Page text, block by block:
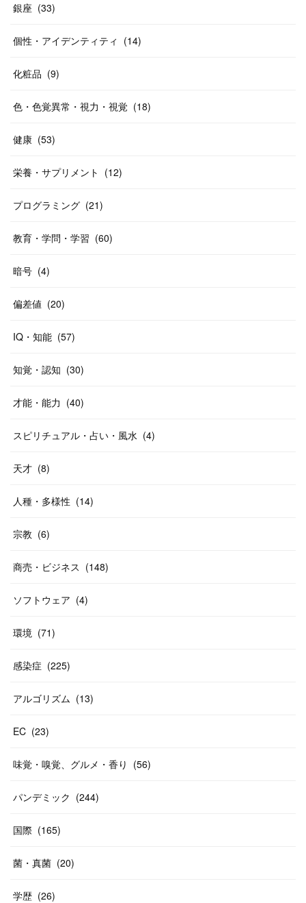
銀座 (33)
個性・アイデンティティ (14)
化粧品 (9)
色・色覚異常・視力・視覚 (18)
健康 (53)
栄養・サプリメント (12)
プログラミング (21)
教育・学問・学習 (60)
暗号 (4)
偏差値 (20)
IQ・知能 (57)
知覚・認知 (30)
才能・能力 (40)
スピリチュアル・占い・風水 (4)
天才 (8)
人種・多様性 (14)
宗教 (6)
商売・ビジネス (148)
ソフトウェア (4)
環境 (71)
感染症 (225)
アルゴリズム (13)
EC (23)
味覚・嗅覚、グルメ・香り (56)
パンデミック (244)
国際 (165)
菌・真菌 (20)
学歴 (26)